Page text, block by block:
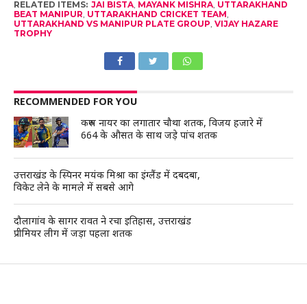
RELATED ITEMS: JAI BISTA, MAYANK MISHRA, UTTARAKHAND
BEAT MANIPUR, UTTARAKHAND CRICKET TEAM,
UTTARAKHAND VS MANIPUR PLATE GROUP, VIJAY HAZARE
TROPHY
RECOMMENDED FOR YOU
करुण नायर का लगातार चौथा शतक, विजय हजारे में
664 के औसत के साथ जड़े पांच शतक
उत्तराखंड के स्पिनर मयंक मिश्रा का इंग्लैंड में दबदबा,
विकेट लेने के मामले में सबसे आगे
दौलागांव के सागर रावत ने रचा इतिहास, उत्तराखंड
प्रीमियर लीग में जड़ा पहला शतक